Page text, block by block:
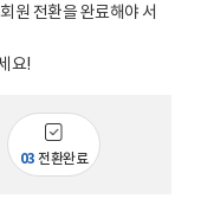
원 전환을 완료해야 서
요!
03 전환완료